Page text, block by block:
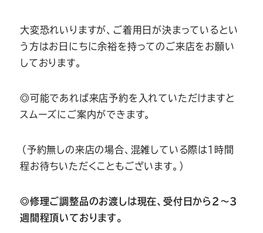
大変恐れいりますが、ご着用日が決まっているとい
う方はお日にちに余裕を持ってのご来店をお願い
しております。
◎可能であれば来店予約を入れていただけますと
スムーズにご案内ができます。
（予約無しの来店の場合、混雑している際は１時間
程お待ちいただくこともございます。）
◎修理ご調整品のお渡しは現在、受付日から2～3
週間程頂いております。